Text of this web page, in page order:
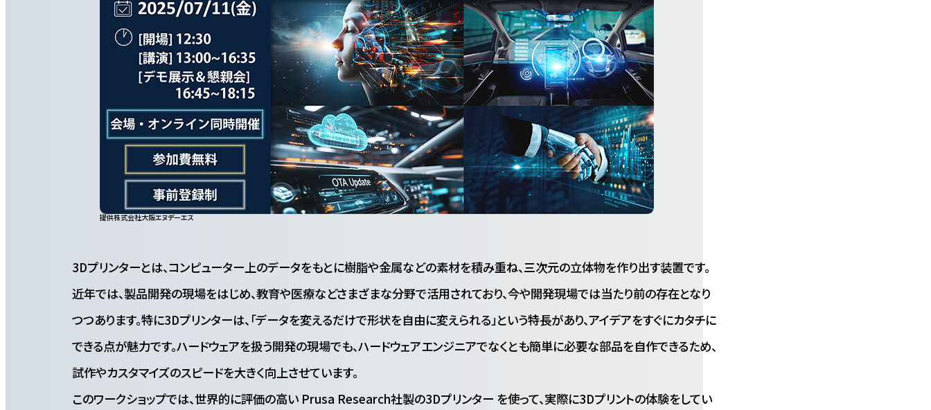
提供株式会社大阪エヌデーエス
3Dプリンターとは、コンピューター上のデータをもとに樹脂や金属などの素材を積み重ね、三次元の立体物を作り出す装置です。
近年では、製品開発の現場をはじめ、教育や医療などさまざまな分野で活用されており、今や開発現場では当たり前の存在となり
つつあります。特に3Dプリンターは、「データを変えるだけで形状を自由に変えられる」という特長があり、アイデアをすぐにカタチに
できる点が魅力です。ハードウェアを扱う開発の現場でも、ハードウェアエンジニアでなくとも簡単に必要な部品を自作できるため、
試作やカスタマイズのスピードを大きく向上させています。
このワークショップでは、世界的に評価の高い Prusa Research社製の3Dプリンター を使って、実際に3Dプリントの体験をしてい